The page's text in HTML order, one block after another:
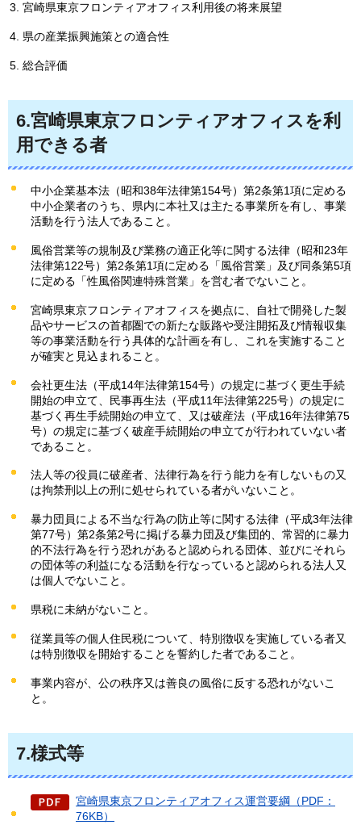
宮崎県東京フロンティアオフィス利用後の将来展望
県の産業振興施策との適合性
総合評価
6.宮崎県東京フロンティアオフィスを利
用できる者
中小企業基本法（昭和38年法律第154号）第2条第1項に定める
中小企業者のうち、県内に本社又は主たる事業所を有し、事業
活動を行う法人であること。
風俗営業等の規制及び業務の適正化等に関する法律（昭和23年
法律第122号）第2条第1項に定める「風俗営業」及び同条第5項
に定める「性風俗関連特殊営業」を営む者でないこと。
宮崎県東京フロンティアオフィスを拠点に、自社で開発した製
品やサービスの首都圏での新たな販路や受注開拓及び情報収集
等の事業活動を行う具体的な計画を有し、これを実施すること
が確実と見込まれること。
会社更生法（平成14年法律第154号）の規定に基づく更生手続
開始の申立て、民事再生法（平成11年法律第225号）の規定に
基づく再生手続開始の申立て、又は破産法（平成16年法律第75
号）の規定に基づく破産手続開始の申立てが行われていない者
であること。
法人等の役員に破産者、法律行為を行う能力を有しないもの又
は拘禁刑以上の刑に処せられている者がいないこと。
暴力団員による不当な行為の防止等に関する法律（平成3年法律
第77号）第2条第2号に掲げる暴力団及び集団的、常習的に暴力
的不法行為を行う恐れがあると認められる団体、並びにそれら
の団体等の利益になる活動を行なっていると認められる法人又
は個人でないこと。
県税に未納がないこと。
従業員等の個人住民税について、特別徴収を実施している者又
は特別徴収を開始することを誓約した者であること。
事業内容が、公の秩序又は善良の風俗に反する恐れがないこ
と。
7.様式等
宮崎県東京フロンティアオフィス運営要綱（PDF：
76KB）